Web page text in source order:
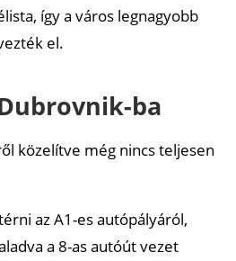
így a város legnagyobb
el.
ba
közelítve még nincs teljesen
az A1-es autópályáról,
a 8-as autóút vezet